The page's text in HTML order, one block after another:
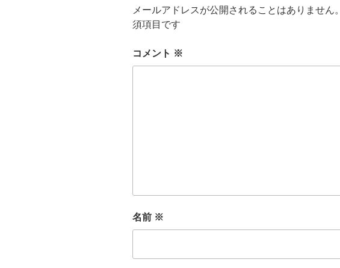
メールアドレスが公開されることはありません。
須項目です
コメント ※
名前 ※